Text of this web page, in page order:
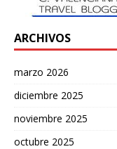
ARCHIVOS
marzo 2026
diciembre 2025
noviembre 2025
octubre 2025